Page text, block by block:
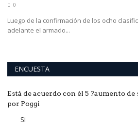
0
Luego de la confirmación de los ocho
adelante el armado...
ENCUESTA
Está de acuerdo con él 5 ?aumento
por Poggi
Si